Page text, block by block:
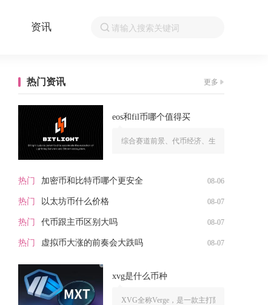
资讯
热门资讯 更多
eos和fil币哪个值得买
综合赛道前景、代币经济、生态落地与风险
热门 加密币和比特币哪个更安全 08-06
热门 以太坊币什么价格 08-07
热门 代币跟主币区别大吗 08-07
热门 虚拟币大涨的前奏会大跌吗 08-07
xvg是什么币种
XVG全称Verge，是一款主打隐私交易的老牌